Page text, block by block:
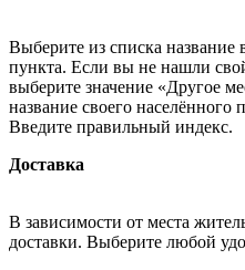
Выберите из списка название
пункта. Если вы не нашли
выберите значение «Другое
название своего населённого
Введите правильный индекс.
Доставка
В зависимости от места
доставки. Выберите любой